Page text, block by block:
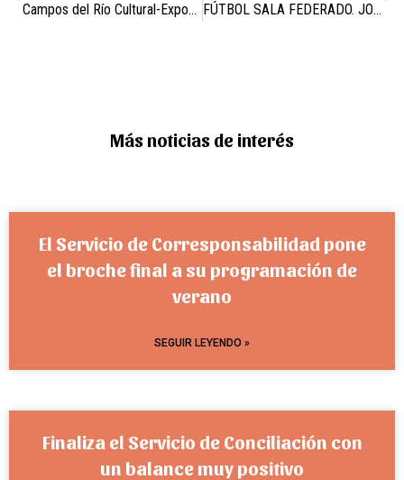
Campos del Río Cultural-Exposición de Pintura y Escultura FÚTBOL SALA FEDERADO. JORNADA 13 DE MAYO
Más noticias de interés
El Servicio de Corresponsabilidad pone
el broche final a su programación de
verano
SEGUIR LEYENDO »
Finaliza el Servicio de Conciliación con
un balance muy positivo